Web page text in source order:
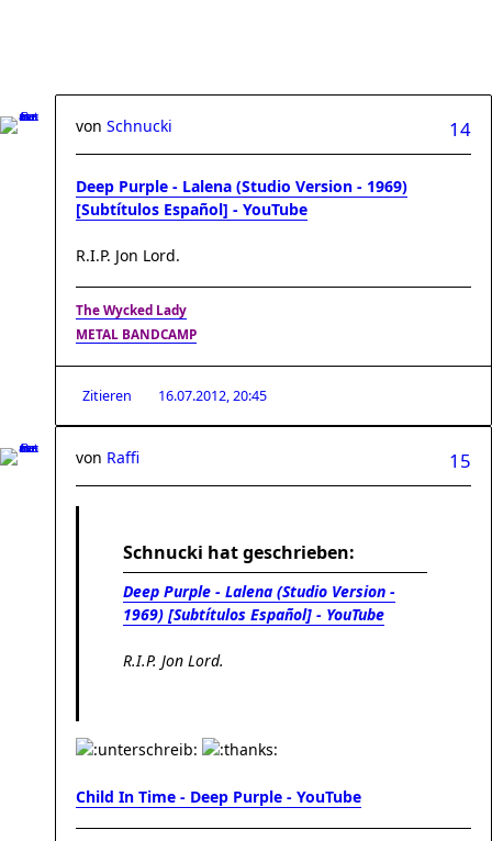
14
von Schnucki
Deep Purple - Lalena (Studio Version - 1969)
[Subtítulos Español] - YouTube
R.I.P. Jon Lord.
The Wycked Lady
METAL BANDCAMP
Zitieren 16.07.2012, 20:45
15
von Raffi
Schnucki hat geschrieben:
Deep Purple - Lalena (Studio Version -
1969) [Subtítulos Español] - YouTube
R.I.P. Jon Lord.
Child In Time - Deep Purple - YouTube